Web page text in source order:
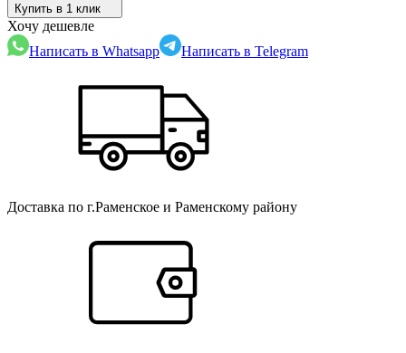
Купить в 1 клик
Хочу дешевле
Написать в Whatsapp
Написать в Telegram
Доставка по г.Раменское и Раменскому району